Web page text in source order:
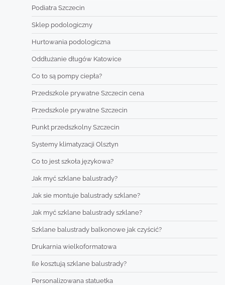
Podiatra Szczecin
Sklep podologiczny
Hurtowania podologiczna
Oddłużanie długów Katowice
Co to są pompy ciepła?
Przedszkole prywatne Szczecin cena
Przedszkole prywatne Szczecin
Punkt przedszkolny Szczecin
Systemy klimatyzacji Olsztyn
Co to jest szkoła językowa?
Jak myć szklane balustrady?
Jak sie montuje balustrady szklane?
Jak myć szklane balustrady szklane?
Szklane balustrady balkonowe jak czyścić?
Drukarnia wielkoformatowa
Ile kosztują szklane balustrady?
Personalizowana statuetka